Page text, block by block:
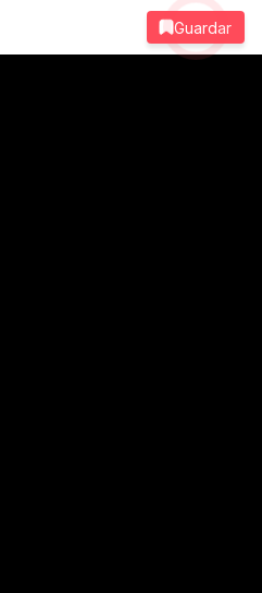
Guardar